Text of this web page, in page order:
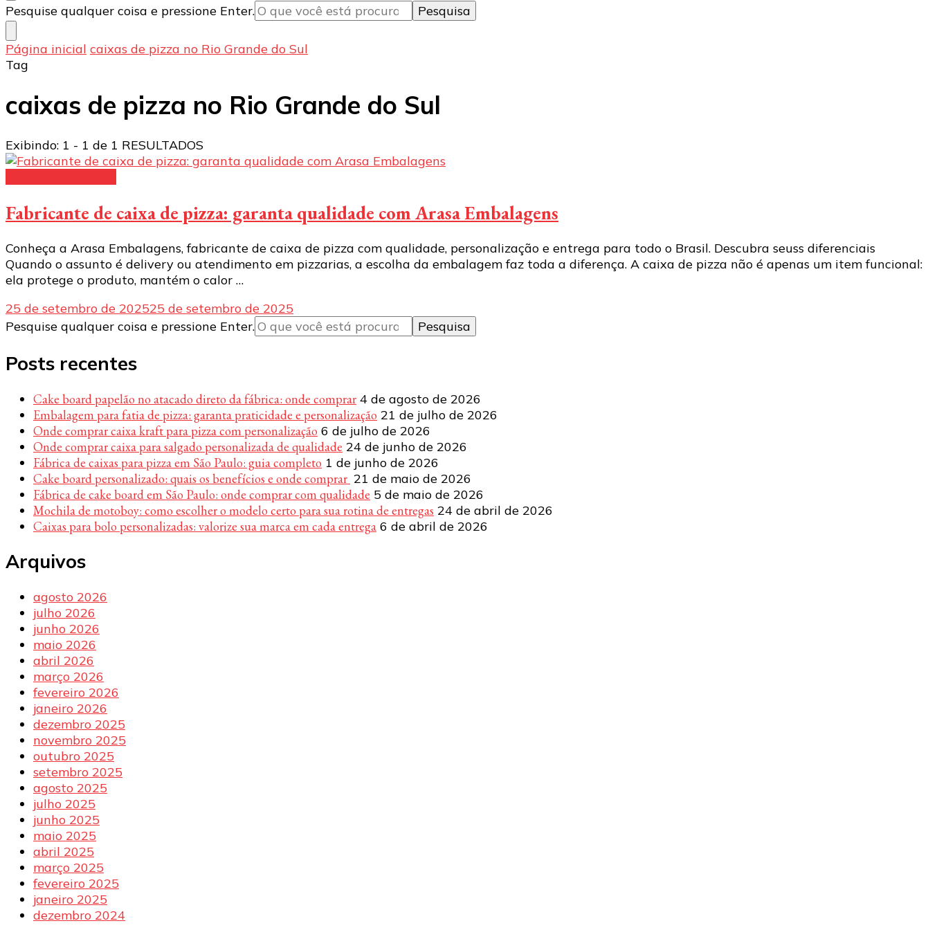
Procurando
algo?
Pesquise qualquer coisa e pressione Enter.
Página inicial caixas de pizza no Rio Grande do Sul
Tag
caixas de pizza no Rio Grande do Sul
Exibindo: 1 - 1 de 1 RESULTADOS
Fabricante de caixa de pizza: garanta qualidade com Arasa Embalagens
Conheça a Arasa Embalagens, fabricante de caixa de pizza com qualidade, personalização e entrega para todo o Brasil. Descubra seuss diferenciais
Quando o assunto é delivery ou atendimento em pizzarias, a escolha da embalagem faz toda a diferença. A caixa de pizza não é apenas um item funcional:
ela protege o produto, mantém o calor …
25 de setembro de 202525 de setembro de 2025
Procurando
Pesquise qualquer coisa e pressione Enter.
Posts recentes
Cake board papelão no atacado direto da fábrica: onde comprar 4 de agosto de 2026
Embalagem para fatia de pizza: garanta praticidade e personalização 21 de julho de 2026
Onde comprar caixa kraft para pizza com personalização 6 de julho de 2026
Onde comprar caixa para salgado personalizada de qualidade 24 de junho de 2026
Fábrica de caixas para pizza em São Paulo: guia completo 1 de junho de 2026
Cake board personalizado: quais os benefícios e onde comprar 21 de maio de 2026
Fábrica de cake board em São Paulo: onde comprar com qualidade 5 de maio de 2026
Mochila de motoboy: como escolher o modelo certo para sua rotina de entregas 24 de abril de 2026
Caixas para bolo personalizadas: valorize sua marca em cada entrega 6 de abril de 2026
Arquivos
agosto 2026
julho 2026
junho 2026
maio 2026
abril 2026
março 2026
fevereiro 2026
janeiro 2026
dezembro 2025
novembro 2025
outubro 2025
setembro 2025
agosto 2025
julho 2025
junho 2025
maio 2025
abril 2025
março 2025
fevereiro 2025
janeiro 2025
dezembro 2024